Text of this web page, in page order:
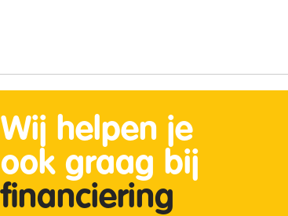
Wij helpen je
ook graag bij
financiering